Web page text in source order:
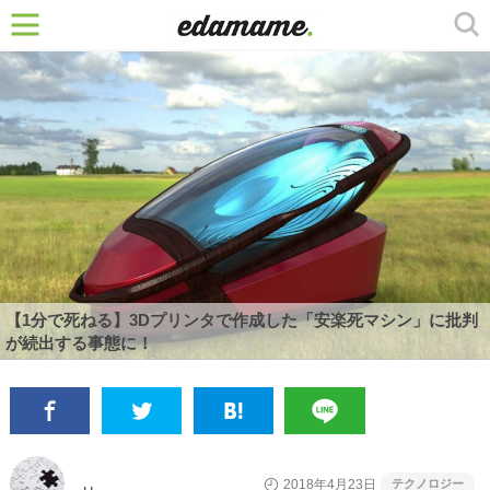
【1分で死ねる】3Dプリンタで作成した「安楽死マシン」に批判
が続出する事態に！
2018年4月23日 テクノロジー